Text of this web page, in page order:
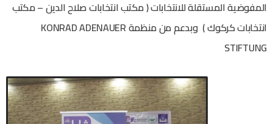
المفوضية المستقلة للانتخابات ( مكتب انتخابات صلاح الدين – مكتب
انتخابات كركوك ) وبدعم من منظمة KONRAD ADENAUER
STIFTUNG